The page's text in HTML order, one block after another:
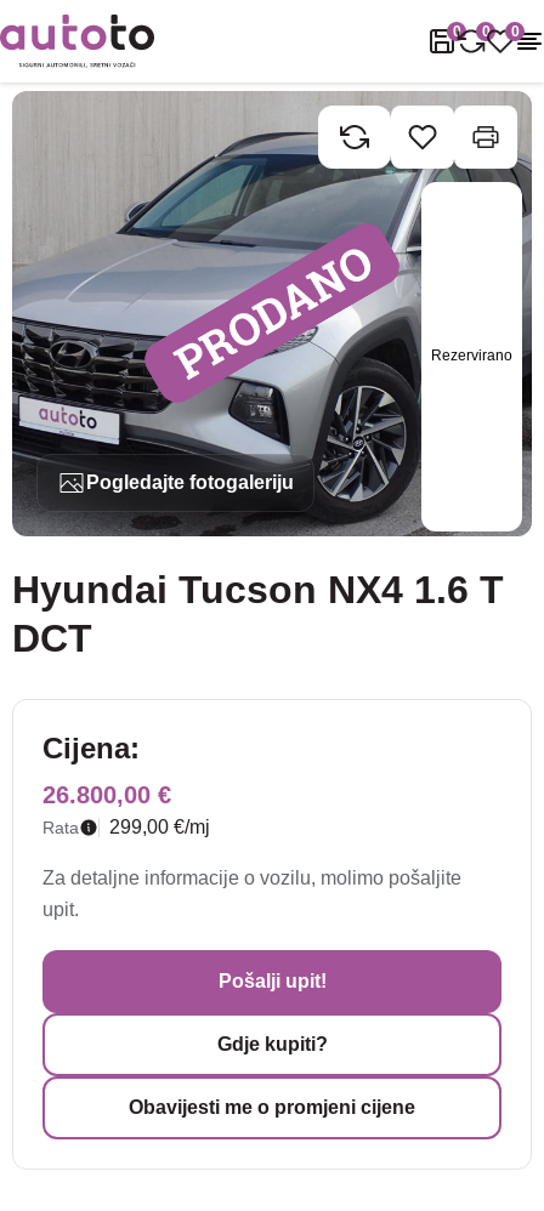
0 0 0
Naslovnica Rabljena vozila Hyundai Tucson
Rezervirano
Pogledajte fotogaleriju
Hyundai Tucson NX4 1.6 T
DCT
Cijena:
26.800,00 €
Rata 299,00 €/mj
Za detaljne informacije o vozilu, molimo pošaljite
upit.
Pošalji upit!
Gdje kupiti?
Obavijesti me o promjeni cijene